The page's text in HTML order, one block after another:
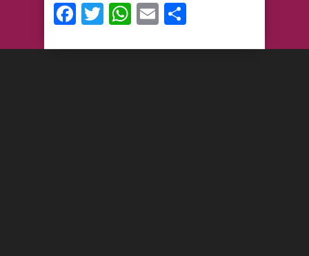
Facebook
TwitterWhatsApp
Email